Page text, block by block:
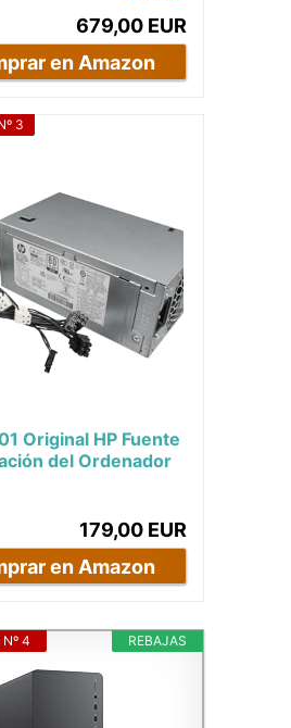
679,00 EUR
en Amazon
3
Original HP Fuente
del Ordenador
179,00 EUR
en Amazon
REBAJAS
4